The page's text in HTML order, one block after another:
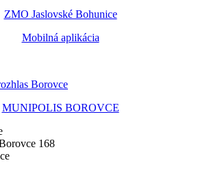
ZMO Jaslovské Bohunice
Mobilná aplikácia
Borovce
MUNIPOLIS BOROVCE
168